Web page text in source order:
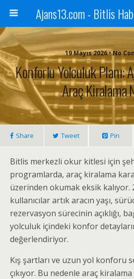
19 Mayıs 2026 • No
Konforlu Yolculuk Planı:
Araç Kiralama
Share Tweet Pin
Bitlis merkezli okur kitlesi için
programlarda, araç kiralama
üzerinden okumak eksik kalıyor.
kullanıcılar artık aracın yaşı,
rezervasyon sürecinin açıklığı,
yolculuk içindeki konfor
değerlendiriyor.
Kış şartları ve uzun yol konforu
çıkıyor. Bu nedenle araç